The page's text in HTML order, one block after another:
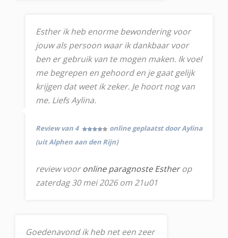
Esther ik heb enorme bewondering voor
jouw als persoon waar ik dankbaar voor
ben er gebruik van te mogen maken. Ik voel
me begrepen en gehoord en je gaat gelijk
krijgen dat weet ik zeker. Je hoort nog van
me. Liefs Aylina.
Review van 4
online geplaatst door Aylina
(uit Alphen aan den Rijn)
review vooronline paragnoste Estherop
zaterdag 30 mei 2026 om 21u01
Goedenavond ik heb net een zeer